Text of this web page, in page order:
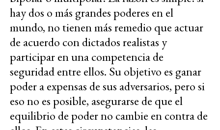
hay dos o más grandes poderes en el
mundo, no tienen más remedio que actuar
de acuerdo con dictados realistas y
participar en una competencia de
seguridad entre ellos. Su objetivo es ganar
poder a expensas de sus adversarios, pero si
eso no es posible, asegurarse de que el
equilibrio de poder no cambie en contra de